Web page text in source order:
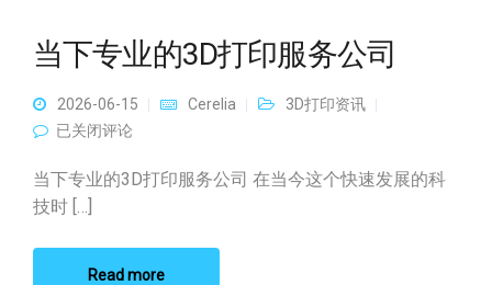
当下专业的3D打印服务公司
2026-06-15 Cerelia
3D打印资讯
当下专业的3D打印服务公司
已关闭评论
当下专业的3D打印服务公司 在当今这个快速发展的科
技时 […]
Read more